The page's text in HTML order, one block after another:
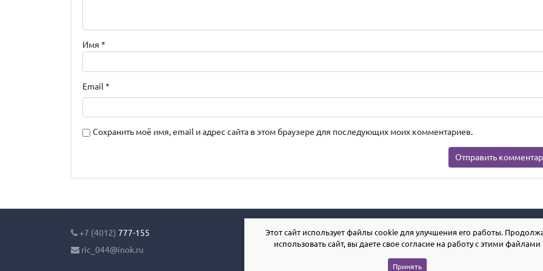
Имя *
Email *
Сохранить моё имя, email и адрес сайта в этом браузере для последующих моих комментариев.
+7 (4012) 777-155
ric_044@inok.ru
Этот сайт использует файлы cookie для улучшения его работы.
использовать сайт, вы даете свое согласие на работу с этими файлами
Принять